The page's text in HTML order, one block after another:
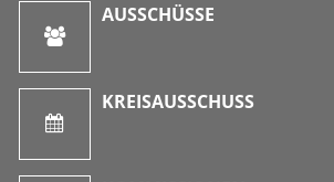
AUSSCHÜSSE
KREISAUSSCHUSS